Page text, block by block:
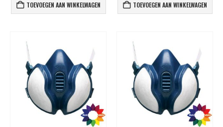
TOEVOEGEN AAN WINKELWAGEN TOEVOEGEN AAN WINKELWAGEN